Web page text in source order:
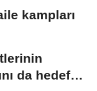
kampları
da hedef